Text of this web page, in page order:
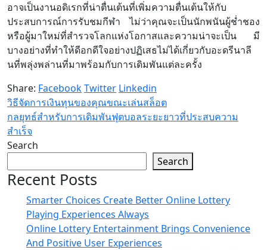
อาจเป็นงานอดิเรกที่น่าตื่นเต้นที่เพิ่มความตื่นเต้นให้กับ
ประสบการณ์การรับชมกีฬา ไม่ว่าคุณจะเป็นนักพนันผู้ช่ำชอง
หรือผู้มาใหม่ที่สำรวจโลกแห่งโอกาสและความน่าจะเป็น มี
บางอย่างที่ทำให้ดีอกดีใจอย่างปฏิเสธไม่ได้เกี่ยวกับอะดรีนาลี
นที่พลุ่งพล่านที่มาพร้อมกับการเดิมพันแต่ละครั้ง
Share: FacebookTwitter Linkedin
วิธีจัดการเงินทุนของคุณขณะเล่นสล็อต
กลยุทธ์สำหรับการเดิมพันฟุตบอลระยะยาวที่ประสบความ
สำเร็จ
Search
Search
Recent Posts
Smarter Choices Create Better Online Lottery
Playing Experiences Always
Online Lottery Entertainment Brings Convenience
And Positive User Experiences